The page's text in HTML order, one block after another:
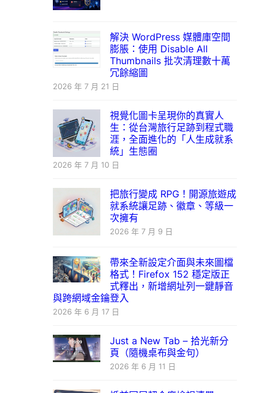
解決 WordPress 媒體庫空間
膨脹：使用 Disable All
Thumbnails 批次清理數十萬
冗餘縮圖
2026 年 7 月 21 日
視覺化圖卡呈現你的真實人
生：從台灣旅行足跡到程式職
涯，全面進化的「人生成就系
統」生態圈
2026 年 7 月 10 日
把旅行變成 RPG！開源旅遊成
就系統讓足跡、徽章、等級一
次擁有
2026 年 7 月 9 日
帶來全新設定介面與未來圖檔
格式！Firefox 152 穩定版正
式釋出，新增網址列一鍵靜音
與跨網域金鑰登入
2026 年 6 月 17 日
Just a New Tab – 拾光新分
頁（隨機桌布與金句）
2026 年 6 月 11 日